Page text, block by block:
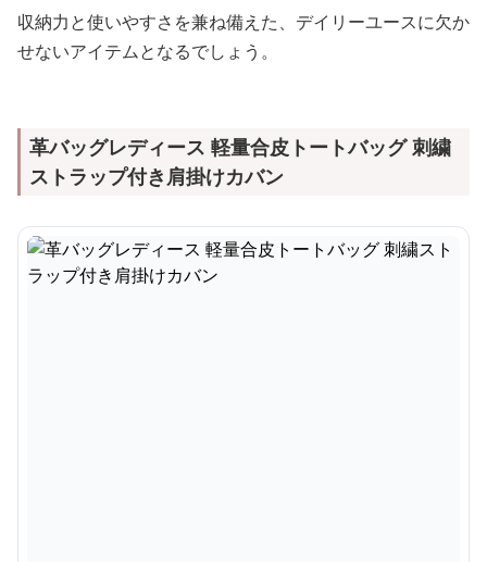
収納力と使いやすさを兼ね備えた、デイリーユースに欠か
せないアイテムとなるでしょう。
革バッグレディース 軽量合皮トートバッグ 刺繍
ストラップ付き肩掛けカバン